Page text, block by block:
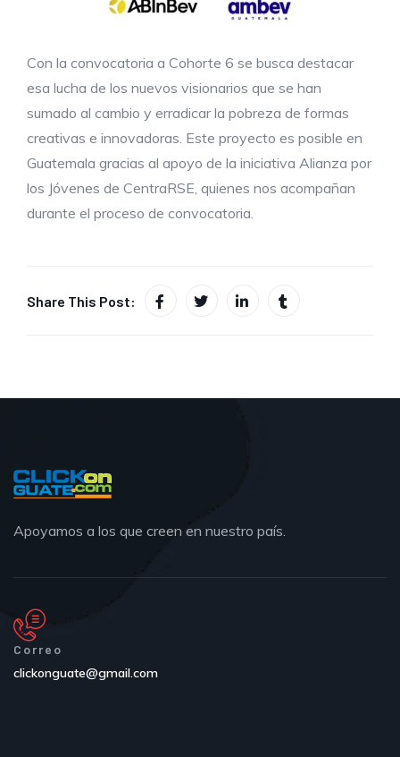
Con la convocatoria a Cohorte 6 se busca destacar
esa lucha de los nuevos visionarios que se han
sumado al cambio y erradicar la pobreza de formas
creativas e innovadoras. Este proyecto es posible en
Guatemala gracias al apoyo de la iniciativa Alianza por
los Jóvenes de CentraRSE, quienes nos acompañan
durante el proceso de convocatoria.
Share This Post:
Apoyamos a los que creen en nuestro país.
Correo
clickonguate@gmail.com